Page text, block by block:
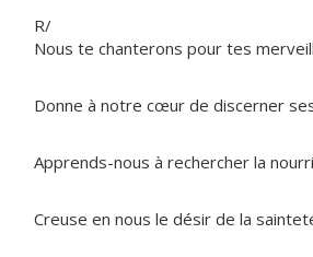
R/
Nous te chanterons pour tes
Donne à notre cœur de discerner
Apprends-nous à rechercher la
Creuse en nous le désir de la